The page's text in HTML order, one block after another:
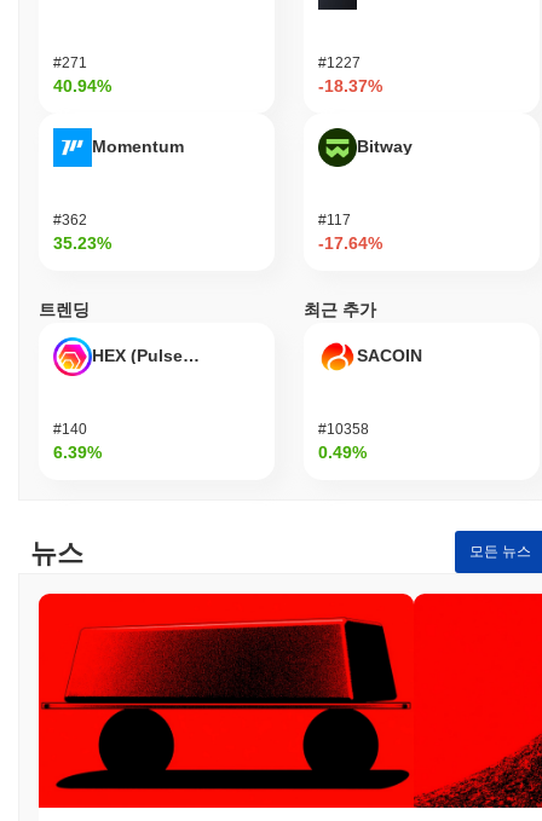
#271
40.94%
Momentum
#362
35.23%
#1227
-18.37%
Bitway
#117
-17.64%
트렌딩
HEX (Pulsechain)
#140
6.39%
최근 추가
SACOIN
#10358
0.49%
뉴스 모든 뉴스